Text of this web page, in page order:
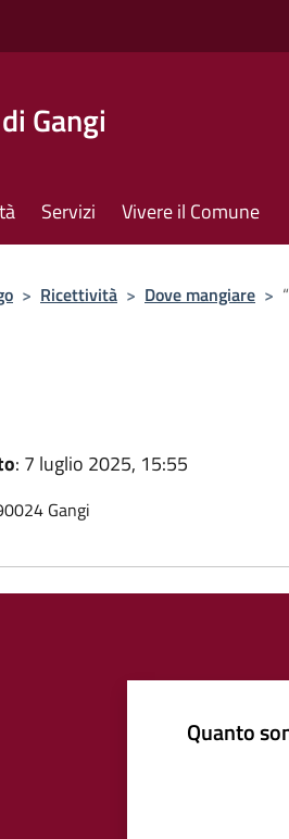
Gangi
Servizi Vivere il Comune
> Ricettività > Dove mangiare >
: 7 luglio 2025, 15:55
Gangi
Quanto